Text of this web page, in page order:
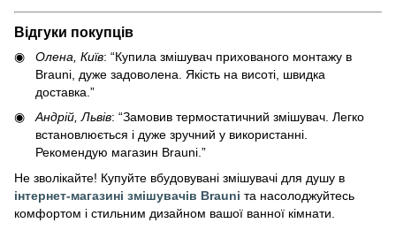
Відгуки покупців
Олена, Київ: “Купила змішувач прихованого монтажу в
Brauni, дуже задоволена. Якість на висоті, швидка
доставка.”
Андрій, Львів: “Замовив термостатичний змішувач. Легко
встановлюється і дуже зручний у використанні.
Рекомендую магазин Brauni.”
Не зволікайте! Купуйте вбудовувані змішувачі для душу в
інтернет-магазині змішувачів Brauni та насолоджуйтесь
комфортом і стильним дизайном вашої ванної кімнати.